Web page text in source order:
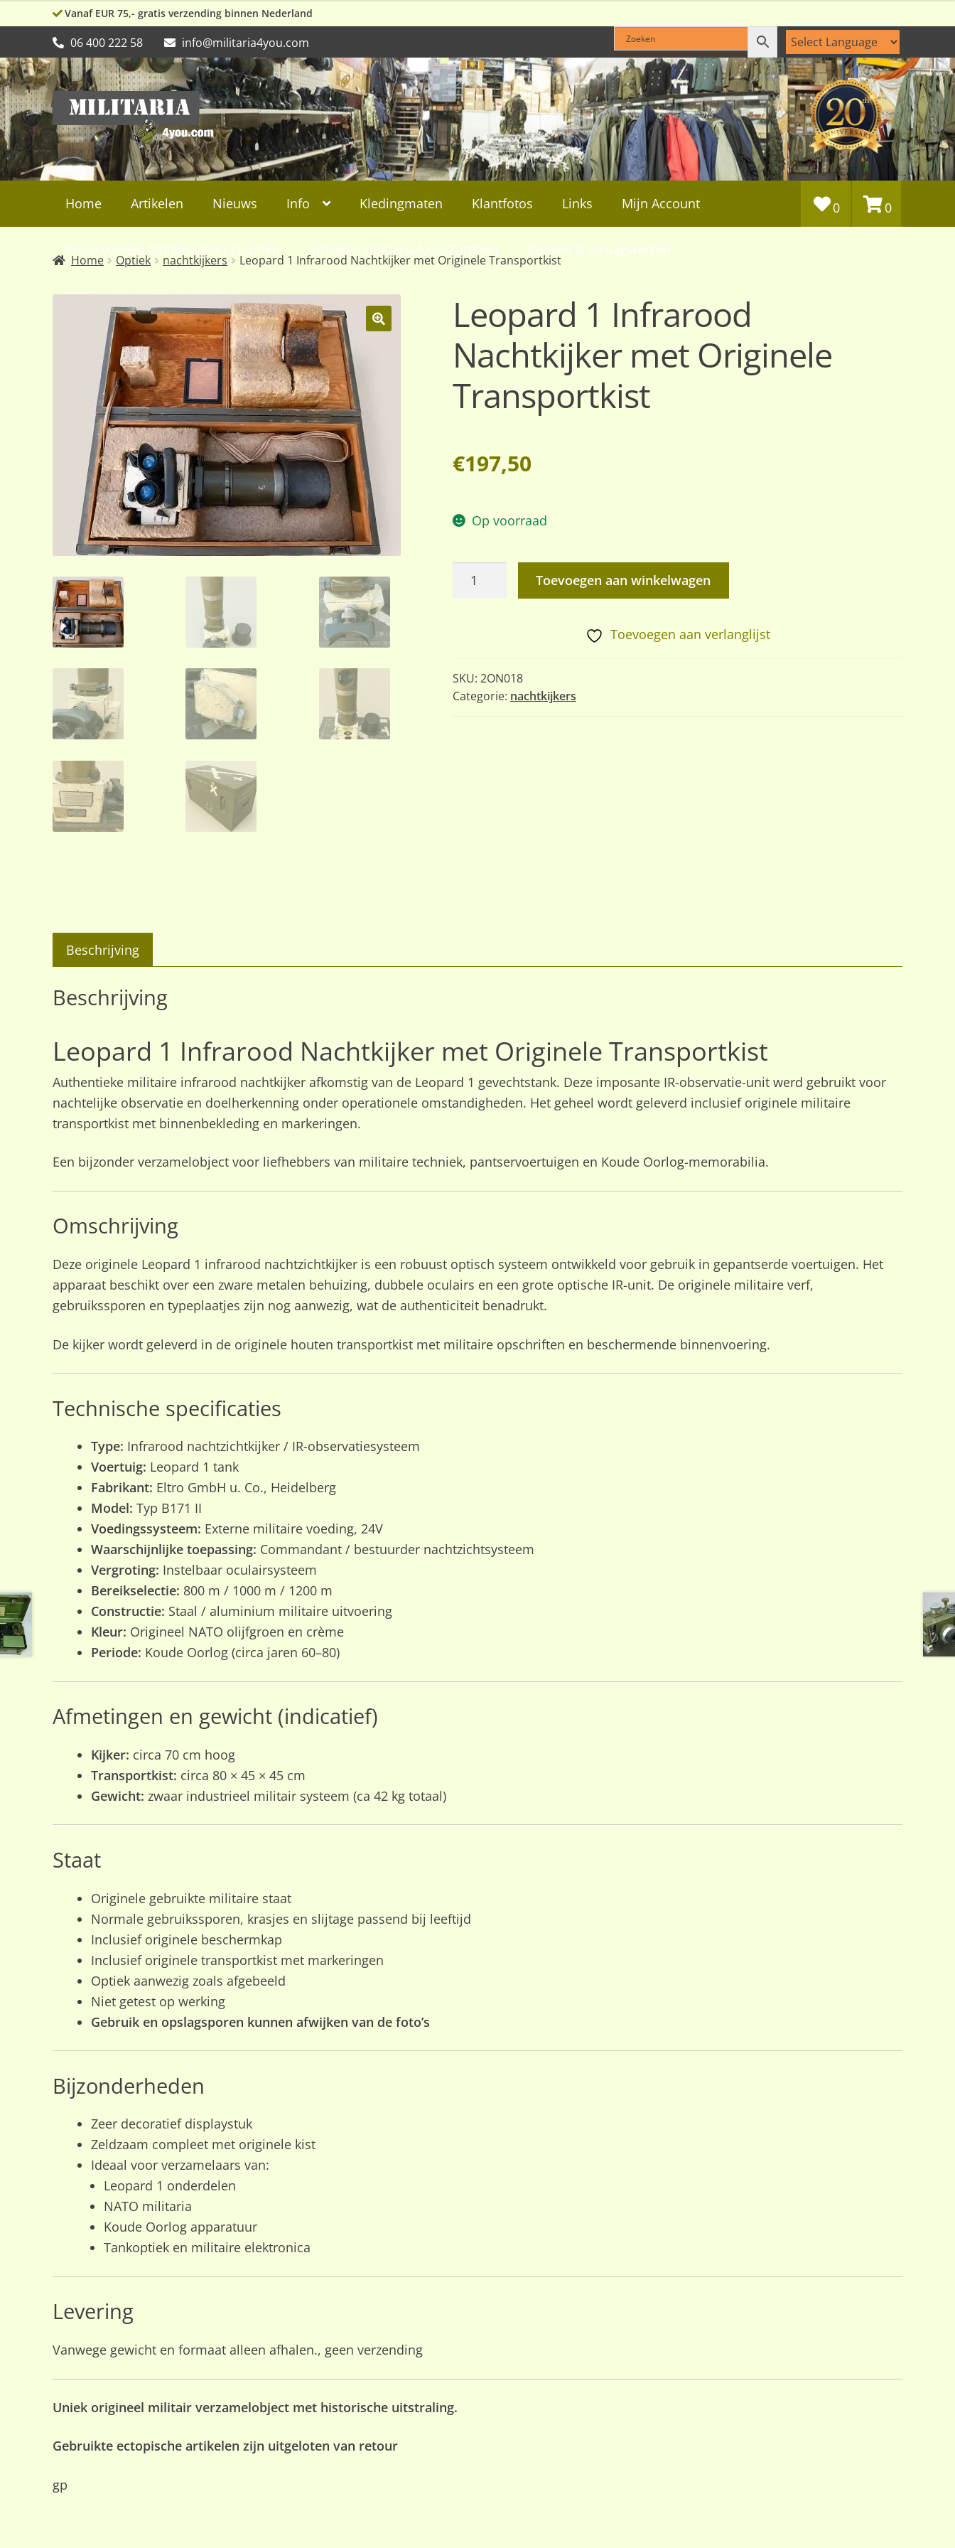
Vanaf EUR 75,- gratis verzending binnen Nederland
06 400 222 58 info@militaria4you.com
Ga
door
naar
navigatie
Ga
naar
de
inhoud
Home Artikelen Nieuws Info Kledingmaten Klantfotos Links Mijn Account
Privacybeleid Militaria4you Zutphen artikelen-militaria4you-Zutphen Boeken & naslagwerken
WW2, collectibles en militaria
0 0
Home Optiek nachtkijkers Leopard 1 Infrarood Nachtkijker met Originele Transportkist
Leopard 1 Infrarood
Nachtkijker met Originele
Transportkist
€197,50
Op voorraad
Originele
Transportkist
Toevoegen aan winkelwagen
Toevoegen aan verlanglijst
SKU: 2ON018
Categorie: nachtkijkers
Beschrijving
Beschrijving
Leopard 1 Infrarood Nachtkijker met Originele Transportkist
Authentieke militaire infrarood nachtkijker afkomstig van de Leopard 1 gevechtstank. Deze imposante IR-observatie-unit werd gebruikt voor
nachtelijke observatie en doelherkenning onder operationele omstandigheden. Het geheel wordt geleverd inclusief originele militaire
transportkist met binnenbekleding en markeringen.
Een bijzonder verzamelobject voor liefhebbers van militaire techniek, pantservoertuigen en Koude Oorlog-memorabilia.
Omschrijving
Deze originele Leopard 1 infrarood nachtzichtkijker is een robuust optisch systeem ontwikkeld voor gebruik in gepantserde voertuigen. Het
apparaat beschikt over een zware metalen behuizing, dubbele oculairs en een grote optische IR-unit. De originele militaire verf,
gebruikssporen en typeplaatjes zijn nog aanwezig, wat de authenticiteit benadrukt.
De kijker wordt geleverd in de originele houten transportkist met militaire opschriften en beschermende binnenvoering.
Technische specificaties
Type: Infrarood nachtzichtkijker / IR-observatiesysteem
Voertuig: Leopard 1 tank
Fabrikant: Eltro GmbH u. Co., Heidelberg
Model: Typ B171 II
Voedingssysteem: Externe militaire voeding, 24V
Waarschijnlijke toepassing: Commandant / bestuurder nachtzichtsysteem
Vergroting: Instelbaar oculairsysteem
Bereikselectie: 800 m / 1000 m / 1200 m
Constructie: Staal / aluminium militaire uitvoering
Kleur: Origineel NATO olijfgroen en crème
Periode: Koude Oorlog (circa jaren 60–80)
Afmetingen en gewicht (indicatief)
Kijker: circa 70 cm hoog
Transportkist: circa 80 × 45 × 45 cm
Gewicht: zwaar industrieel militair systeem (ca 42 kg totaal)
Staat
Originele gebruikte militaire staat
Normale gebruikssporen, krasjes en slijtage passend bij leeftijd
Inclusief originele beschermkap
Inclusief originele transportkist met markeringen
Optiek aanwezig zoals afgebeeld
Niet getest op werking
Gebruik en opslagsporen kunnen afwijken van de foto’s
Bijzonderheden
Zeer decoratief displaystuk
Zeldzaam compleet met originele kist
Ideaal voor verzamelaars van:
Leopard 1 onderdelen
NATO militaria
Koude Oorlog apparatuur
Tankoptiek en militaire elektronica
Levering
Vanwege gewicht en formaat alleen afhalen., geen verzending
Uniek origineel militair verzamelobject met historische uitstraling.
Gebruikte ectopische artikelen zijn uitgeloten van retour
gp